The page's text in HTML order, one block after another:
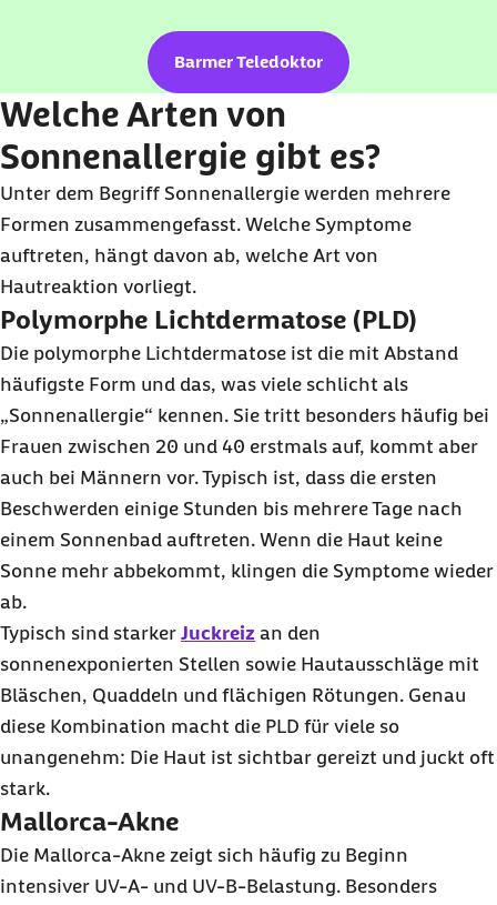
Barmer Teledoktor
Welche Arten von
Sonnenallergie gibt es?
Unter dem Begriff Sonnenallergie werden mehrere
Formen zusammengefasst. Welche Symptome
auftreten, hängt davon ab, welche Art von
Hautreaktion vorliegt.
Polymorphe Lichtdermatose (PLD)
Die polymorphe Lichtdermatose ist die mit Abstand
häufigste Form und das, was viele schlicht als
„Sonnenallergie“ kennen. Sie tritt besonders häufig bei
Frauen zwischen 20 und 40 erstmals auf, kommt aber
auch bei Männern vor. Typisch ist, dass die ersten
Beschwerden einige Stunden bis mehrere Tage nach
einem Sonnenbad auftreten. Wenn die Haut keine
Sonne mehr abbekommt, klingen die Symptome wieder
ab.
Typisch sind starker Juckreiz an den
sonnenexponierten Stellen sowie Hautausschläge mit
Bläschen, Quaddeln und flächigen Rötungen. Genau
diese Kombination macht die PLD für viele so
unangenehm: Die Haut ist sichtbar gereizt und juckt oft
stark.
Mallorca-Akne
Die Mallorca-Akne zeigt sich häufig zu Beginn
intensiver UV-A- und UV-B-Belastung. Besonders